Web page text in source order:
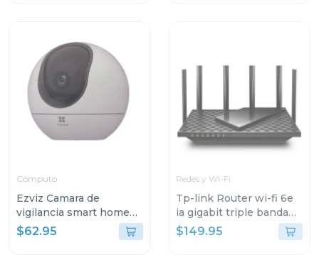
Cómputo
Ezviz Camara de
vigilancia smart home
camera 3k h6
$62.95
Redes y Wi-Fi
Tp-link Router wi-fi 6e
ia gigabit triple banda
axe5400
$149.95